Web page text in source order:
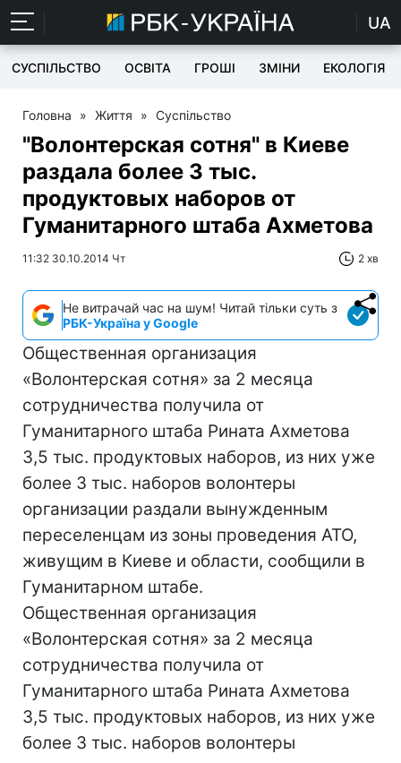
UA
СУСПІЛЬСТВО ОСВІТА ГРОШІ ЗМІНИ ЕКОЛОГІЯ
Головна » Життя » Суспільство
"Волонтерская сотня" в Киеве
раздала более 3 тыс.
продуктовых наборов от
Гуманитарного штаба Ахметова
11:32 30.10.2014 Чт 2 хв
Не витрачай час на шум! Читай тільки суть з
РБК-Україна у Google
Общественная организация
«Волонтерская сотня» за 2 месяца
сотрудничества получила от
Гуманитарного штаба Рината Ахметова
3,5 тыс. продуктовых наборов, из них уже
более 3 тыс. наборов волонтеры
организации раздали вынужденным
переселенцам из зоны проведения АТО,
живущим в Киеве и области, сообщили в
Гуманитарном штабе.
Общественная организация
«Волонтерская сотня» за 2 месяца
сотрудничества получила от
Гуманитарного штаба Рината Ахметова
3,5 тыс. продуктовых наборов, из них уже
более 3 тыс. наборов волонтеры